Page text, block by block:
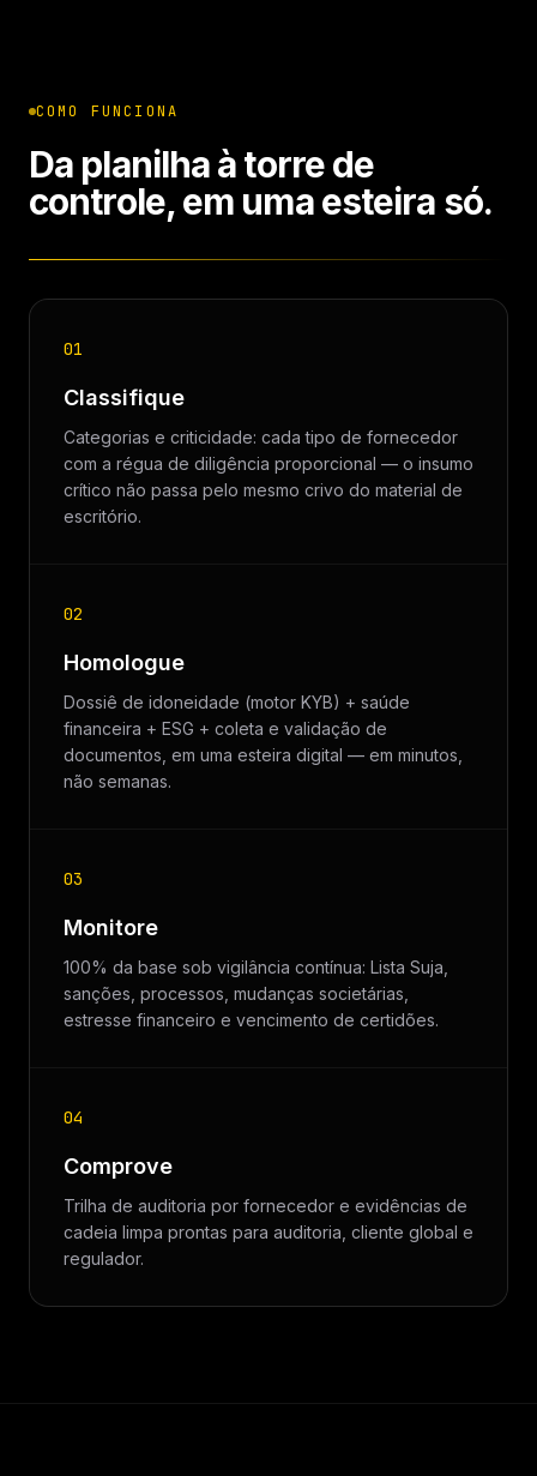
COMO FUNCIONA
Da planilha à torre de
controle, em uma esteira só.
01
Classifique
Categorias e criticidade: cada tipo de fornecedor
com a régua de diligência proporcional — o insumo
crítico não passa pelo mesmo crivo do material de
escritório.
02
Homologue
Dossiê de idoneidade (motor KYB) + saúde
financeira + ESG + coleta e validação de
documentos, em uma esteira digital — em minutos,
não semanas.
03
Monitore
100% da base sob vigilância contínua: Lista Suja,
sanções, processos, mudanças societárias,
estresse financeiro e vencimento de certidões.
04
Comprove
Trilha de auditoria por fornecedor e evidências de
cadeia limpa prontas para auditoria, cliente global e
regulador.